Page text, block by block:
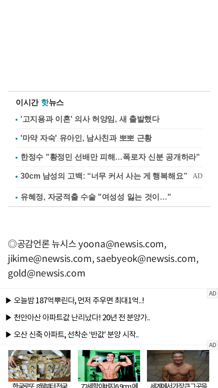
이시간 핫뉴스
'고지용과 이혼' 의사 허양임, 새 출발했다
'마약 자숙' 유아인, 남사친과 뽀뽀 근황
한정수 "황정민 선배만 피해…폭로자 신분 공개하라"
유혜정, 자궁적출 수술 "여성성 잃는 것이…"
◎공감언론 뉴시스yoona@newsis.com,
jikime@newsis.com,saebyeok@newsis.com,
gold@newsis.com